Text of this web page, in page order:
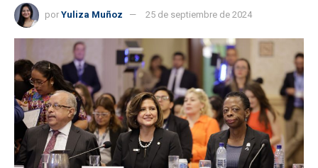
por Yuliza Muñoz 25 de septiembre de 2024